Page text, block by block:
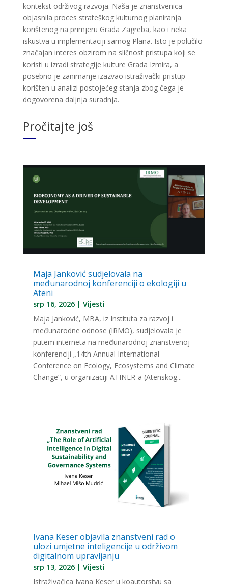
kontekst održivog razvoja. Naša je znanstvenica
objasnila proces strateškog kulturnog planiranja
korištenog na primjeru Grada Zagreba, kao i neka
iskustva u implementaciji samog Plana. Isto je polučilo
značajan interes obzirom na sličnost pristupa koji se
koristi u izradi strategije kulture Grada Izmira, a
posebno je zanimanje izazvao istraživački pristup
korišten u analizi postojećeg stanja zbog čega je
dogovorena daljnja suradnja.
Pročitajte još
Maja Janković sudjelovala na
međunarodnoj konferenciji o ekologiji u
Ateni
srp 16, 2026| Vijesti
Maja Janković, MBA, iz Instituta za razvoj i
međunarodne odnose (IRMO), sudjelovala je
putem interneta na međunarodnoj znanstvenoj
konferenciji „14th Annual International
Conference on Ecology, Ecosystems and Climate
Change“, u organizaciji ATINER-a (Atenskog...
Ivana Keser objavila znanstveni rad o
ulozi umjetne inteligencije u održivom
digitalnom upravljanju
srp 13, 2026| Vijesti
Istraživačica Ivana Keser u koautorstvu sa